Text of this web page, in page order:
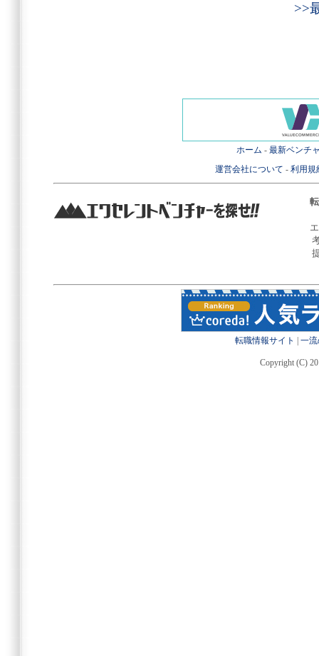
>>
ホーム - 最新ベンチ
運営会社について - 利用規
転職情報サイト 一
Copyright (C)